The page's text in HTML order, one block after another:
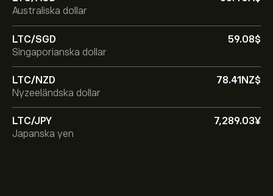
Australiska dollar
LTC/SGD
59.08‎$‎
Singaporianska dollar
LTC/NZD
78.41‎NZ$‎
Nyzeeländska dollar
LTC/JPY
7,289.03‎¥‎
Japanska yen